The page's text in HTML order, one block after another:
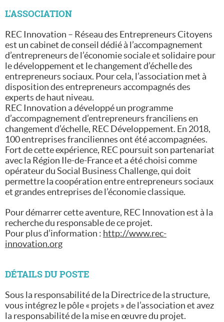
L'ASSOCIATION
REC Innovation – Réseau des Entrepreneurs Citoyens
est un cabinet de conseil dédié à l’accompagnement
d’entrepreneurs de l’économie sociale et solidaire pour
le développement et le changement d’échelle des
entrepreneurs sociaux. Pour cela, l’association met à
disposition des entrepreneurs accompagnés des
experts de haut niveau.
REC Innovation a développé un programme
d’accompagnement d’entrepreneurs franciliens en
changement d’échelle, REC Développement. En 2018,
100 entreprises franciliennes ont été accompagnées.
Fort de cette expérience, REC poursuit son partenariat
avec la Région Ile-de-France et a été choisi comme
opérateur du Social Business Challenge, qui doit
permettre la coopération entre entrepreneurs sociaux
et grandes entreprises de l’économie classique.
Pour démarrer cette aventure, REC Innovation est à la
recherche du responsable de ce projet.
Pour plus d’information : http://www.rec-
innovation.org
DÉTAILS DU POSTE
Sous la responsabilité de la Directrice de la structure,
vous intégrez le pôle « projets » de l’association et avez
la responsabilité de la mise en œuvre du projet.